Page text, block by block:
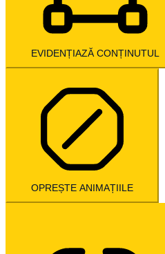
EVIDENȚIAZĂ CONȚINUTUL
OPREȘTE ANIMAȚIILE